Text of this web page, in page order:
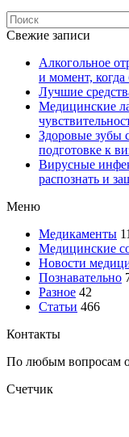
Свежие записи
Алкогольное
и момент, когда
Лучшие
Медицинские
Здоровые зубы
подготовке к
Вирусные
распознать и
Меню
Медикаменты 11
Медицинские
Новости
Познавательно
Разное 42
Статьи 466
Контакты
По любым вопросам
Счетчик